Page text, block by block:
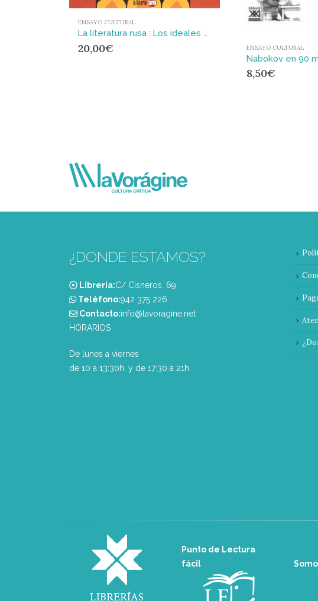
ENSAYO CULTURAL
La literatura rusa : Los ideales y la realidad
20,00€ ENSAYO CULTURAL
Nabokov en 90
8,50€
¿DONDE ESTAMOS?
Librería:C/ Cisneros, 69
Teléfono:‭942 375 226‬
Contacto:info@lavoragine.net
HORARIOS
De lunes a viernes
de 10 a 13:30h. y de 17:30 a 21h.
Punto de Lectura
fácil